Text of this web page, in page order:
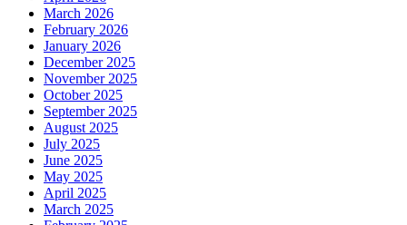
March 2026
February 2026
January 2026
December 2025
November 2025
October 2025
September 2025
August 2025
July 2025
June 2025
May 2025
April 2025
March 2025